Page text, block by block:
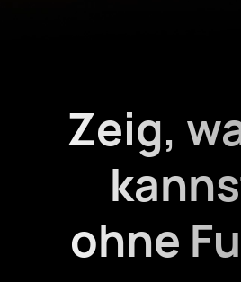
Zeig,
ohne